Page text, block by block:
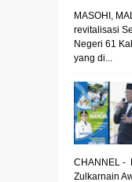
MASOHI,
revitalisasi
Negeri 61
yang di...
CHANNEL -
Zulkarnain